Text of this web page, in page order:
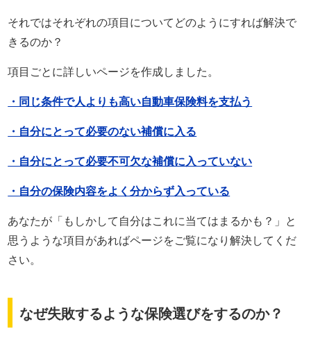
る。 Read More…
サイト運営情報
プライバシーポリシー（個人情報保護方針）
免責事項
お問い合わせフォーム
サイトマップ
それではそれぞれの項目についてどのようにすれば解決で
きるのか？
項目ごとに詳しいページを作成しました。
・同じ条件で人よりも高い自動車保険料を支払う
・自分にとって必要のない補償に入る
・自分にとって必要不可欠な補償に入っていない
・自分の保険内容をよく分からず入っている
あなたが「もしかして自分はこれに当てはまるかも？」と
思うような項目があればページをご覧になり解決してくだ
さい。
なぜ失敗するような保険選びをするのか？